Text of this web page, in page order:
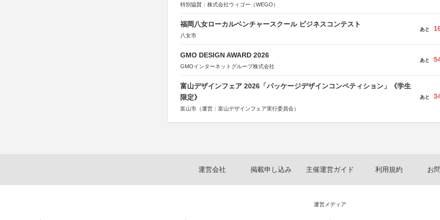
特別協賛：株式会社ウィゴー（WEGO）
福岡八女ローカルベンチャースクール ビジネスコンテスト
八女市
あと
GMO DESIGN AWARD 2026
GMOインターネットグループ株式会社
あと
富山デザインフェア 2026「パッケージデザインコンペティション」《学生
限定》
富山市（運営：富山デザインフェア実行委員会）
あと
運営会社 掲載申し込み 主催運営ガイド 利用規約 お
運営メディア